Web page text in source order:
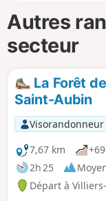
Autres
secteur
La Forêt
Saint-Aubin
Visorandonneur
7,67 km
2h 25
Départ à